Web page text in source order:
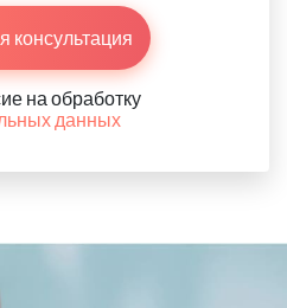
консультация
на обработку
данных